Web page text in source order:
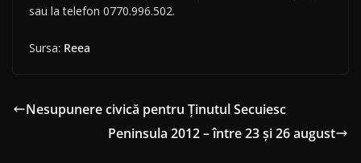
sau la telefon 0770.996.502.
Sursa: Reea
Nesupunere civică pentru Ținutul Secuiesc
Peninsula 2012 – între 23 și 26 august